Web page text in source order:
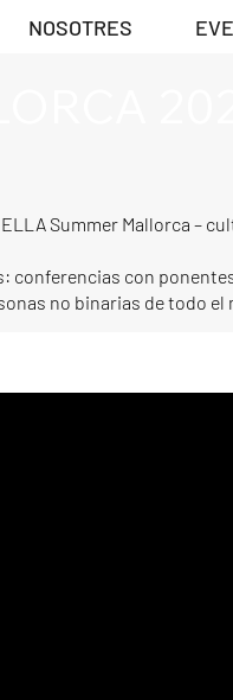
NOSOTRES
Summer Mallorca –
conferencias con
no binarias de todo el